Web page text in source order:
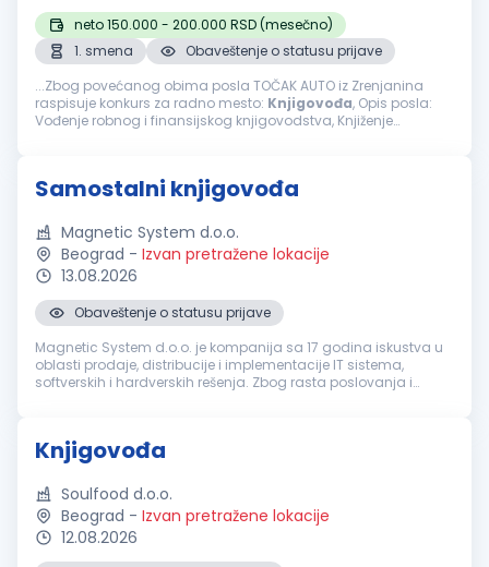
neto 150.000 - 200.000 RSD (mesečno)
1. smena
Obaveštenje o statusu prijave
...Zbog povećanog obima posla TOČAK AUTO iz Zrenjanina
raspisuje konkurs za radno mesto: Knjigovođa, Opis posla:
Vođenje robnog i finansijskog knjigovodstva, Knjiženje
Samostalni knjigovođa
Magnetic System d.o.o.
Beograd - Izvan pretražene lokacije
13.08.2026
Obaveštenje o statusu prijave
Magnetic System d.o.o. je kompanija sa 17 godina iskustva u
oblasti prodaje, distribucije i implementacije IT sistema,
softverskih i hardverskih rešenja. Zbog rasta poslovanja i
Knjigovođa
Soulfood d.o.o.
Beograd - Izvan pretražene lokacije
12.08.2026